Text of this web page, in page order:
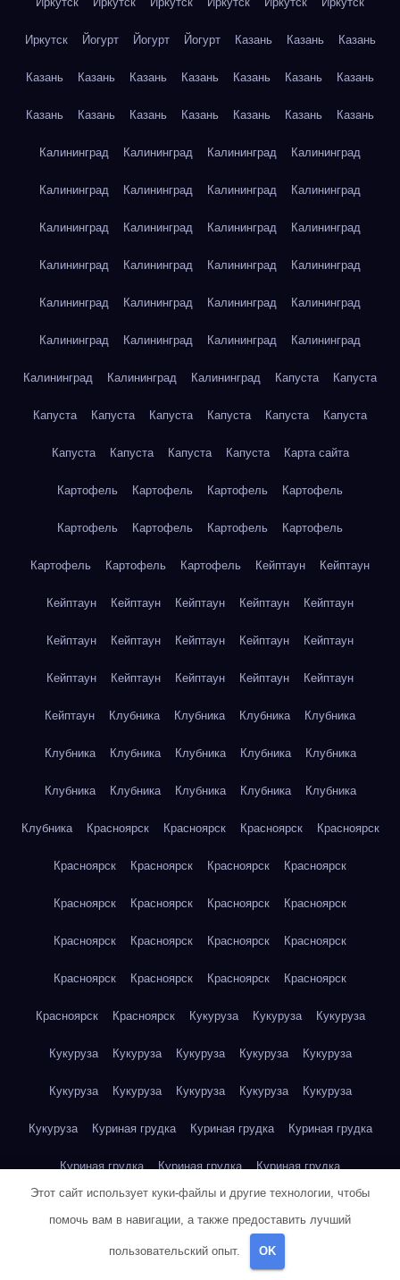
Иркутск Йогурт Йогурт Йогурт Казань Казань Казань
Казань Казань Казань Казань Казань Казань Казань
Казань Казань Казань Казань Казань Казань Казань
Калининград Калининград Калининград Калининград
Калининград Калининград Калининград Калининград
Калининград Калининград Калининград Калининград
Калининград Калининград Калининград Калининград
Калининград Калининград Калининград Калининград
Калининград Калининград Калининград Калининград
Калининград Калининград Калининград Капуста Капуста
Капуста Капуста Капуста Капуста Капуста Капуста
Капуста Капуста Капуста Капуста Карта сайта
Картофель Картофель Картофель Картофель
Картофель Картофель Картофель Картофель
Картофель Картофель Картофель Кейптаун Кейптаун
Кейптаун Кейптаун Кейптаун Кейптаун Кейптаун
Кейптаун Кейптаун Кейптаун Кейптаун Кейптаун
Кейптаун Кейптаун Кейптаун Кейптаун Кейптаун
Кейптаун Клубника Клубника Клубника Клубника
Клубника Клубника Клубника Клубника Клубника
Клубника Клубника Клубника Клубника Клубника
Клубника Красноярск Красноярск Красноярск Красноярск
Красноярск Красноярск Красноярск Красноярск
Красноярск Красноярск Красноярск Красноярск
Красноярск Красноярск Красноярск Красноярск
Красноярск Красноярск Красноярск Красноярск
Красноярск Красноярск Кукуруза Кукуруза Кукуруза
Кукуруза Кукуруза Кукуруза Кукуруза Кукуруза
Кукуруза Кукуруза Кукуруза Кукуруза Кукуруза
Кукуруза Куриная грудка Куриная грудка Куриная грудка
Куриная грудка Куриная грудка Куриная грудка
Куриная грудка Куриная грудка
Этот сайт использует куки-файлы и другие технологии, чтобы
помочь вам в навигации, а также предоставить лучший
пользовательский опыт. OK